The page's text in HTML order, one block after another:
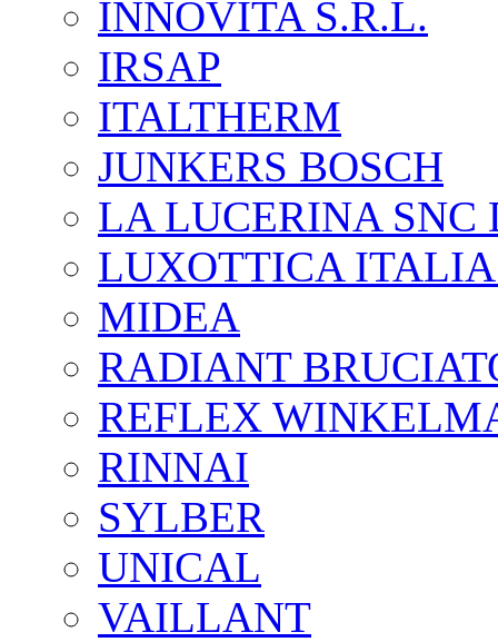
INNOVITA S.R.L.
IRSAP
ITALTHERM
JUNKERS BOSCH
LA LUCERINA SNC
LUXOTTICA
MIDEA
RADIANT
REFLEX
RINNAI
SYLBER
UNICAL
VAILLANT